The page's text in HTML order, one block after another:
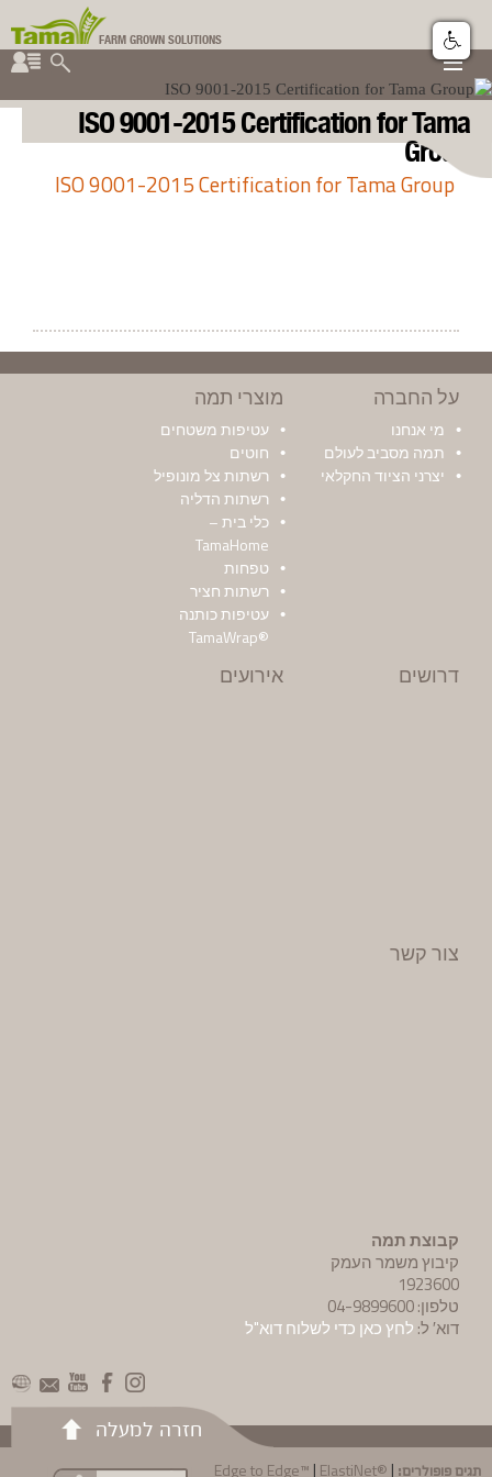
קבוצת תמה
FARM GROWN SOLUTIONS
▼
▼
▼
ISO 9001-2015 Certification for Tama
Group
ISO 9001-2015 Certification for Tama Group
על החברה
מי אנחנו
תמה מסביב לעולם
יצרני הציוד החקלאי
מוצרי תמה
עטיפות משטחים
חוטים
רשתות צל מונופיל
רשתות הדליה
כלי בית –
TamaHome
טפחות
רשתות חציר
עטיפות כותנה
®TamaWrap
דרושים
אירועים
צור קשר
קבוצת תמה
קיבוץ משמר העמק
1923600
טלפון: 04-9899600
דוא′ ל: לחץ כאן כדי לשלוח דוא"ל
חזרה למעלה
תגים פופולרים: Edge to Edge™ | ElastiNet® |